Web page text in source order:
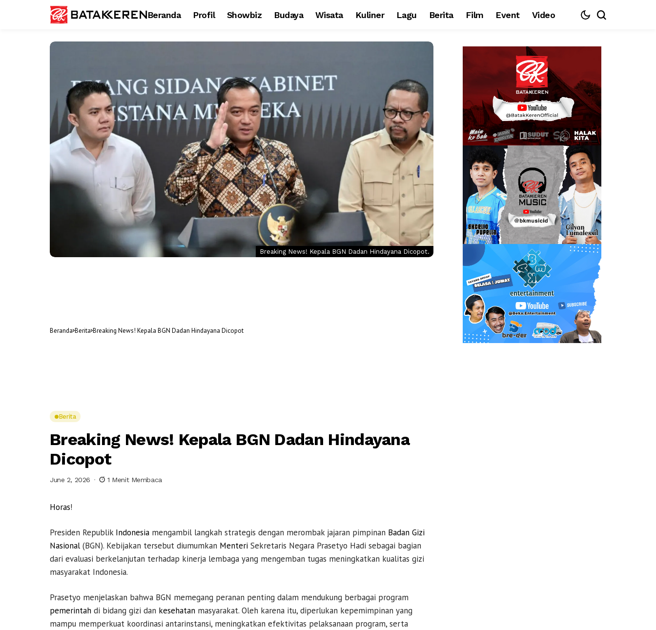
Beranda Profil Showbiz Budaya Wisata Kuliner Lagu Berita Film Event Video
Breaking News! Kepala BGN Dadan Hindayana Dicopot.
Beranda Berita Breaking News! Kepala BGN Dadan Hindayana Dicopot
Berita
Breaking News! Kepala BGN Dadan Hindayana
Dicopot
June 2, 2026 1 Menit Membaca
Horas!
Presiden Republik Indonesia mengambil langkah strategis dengan merombak jajaran pimpinan Badan Gizi
Nasional (BGN). Kebijakan tersebut diumumkan Menteri Sekretaris Negara Prasetyo Hadi sebagai bagian
dari evaluasi berkelanjutan terhadap kinerja lembaga yang mengemban tugas meningkatkan kualitas gizi
masyarakat Indonesia.
Prasetyo menjelaskan bahwa BGN memegang peranan penting dalam mendukung berbagai program
pemerintah di bidang gizi dan kesehatan masyarakat. Oleh karena itu, diperlukan kepemimpinan yang
mampu memperkuat koordinasi antarinstansi, meningkatkan efektivitas pelaksanaan program, serta